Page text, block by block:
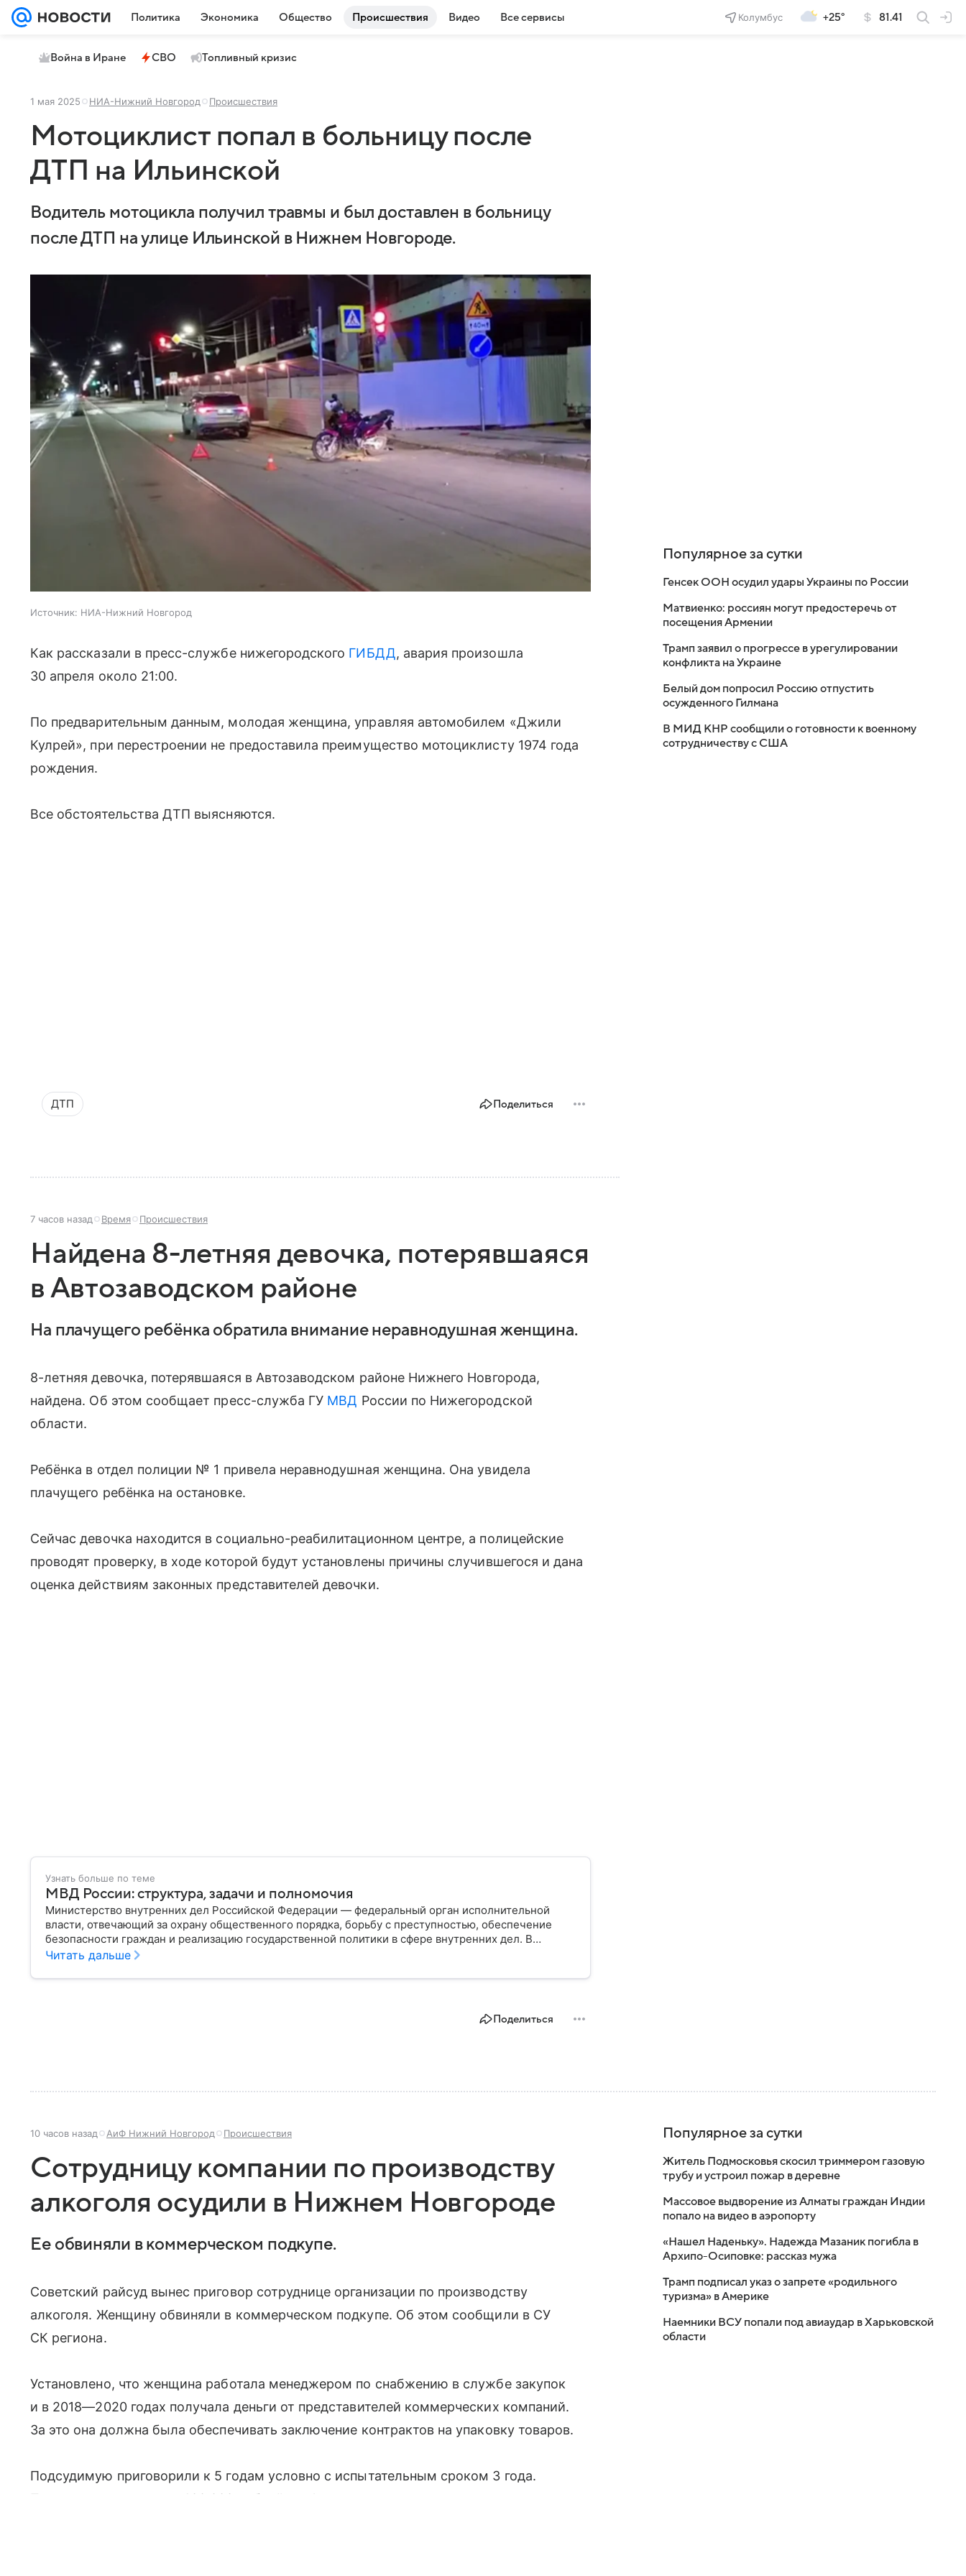
Политика Экономика Общество Происшествия Видео Все сервисы Колумбус +25° 81.41
Война в Иране СВО Топливный кризис
1 мая 2025 НИА-Нижний Новгород Происшествия
Мотоциклист попал в больницу после
ДТП на Ильинской
Водитель мотоцикла получил травмы и был доставлен в больницу
после ДТП на улице Ильинской в Нижнем Новгороде.
Источник: НИА-Нижний Новгород
Как рассказали в пресс-службе нижегородского ГИБДД, авария произошла
30 апреля около 21:00.
По предварительным данным, молодая женщина, управляя автомобилем «Джили
Кулрей», при перестроении не предоставила преимущество мотоциклисту 1974 года
рождения.
Все обстоятельства ДТП выясняются.
ДТП Поделиться
7 часов назад Время Происшествия
Найдена 8-летняя девочка, потерявшаяся
в Автозаводском районе
На плачущего ребёнка обратила внимание неравнодушная женщина.
8-летняя девочка, потерявшаяся в Автозаводском районе Нижнего Новгорода,
найдена. Об этом сообщает пресс-служба ГУ МВД России по Нижегородской
области.
Ребёнка в отдел полиции № 1 привела неравнодушная женщина. Она увидела
плачущего ребёнка на остановке.
Сейчас девочка находится в социально-реабилитационном центре, а полицейские
проводят проверку, в ходе которой будут установлены причины случившегося и дана
оценка действиям законных представителей девочки.
Узнать больше по теме
МВД России: структура, задачи и полномочия
Министерство внутренних дел Российской Федерации — федеральный орган исполнительной
власти, отвечающий за охрану общественного порядка, борьбу с преступностью, обеспечение
безопасности граждан и реализацию государственной политики в сфере внутренних дел. В
материале рассказываем, чем занимается МВД России, какие задачи выполняет министерство, как
Читать дальше
Поделиться
Популярное за сутки
Генсек ООН осудил удары Украины по России
Матвиенко: россиян могут предостеречь от
посещения Армении
Трамп заявил о прогрессе в урегулировании
конфликта на Украине
Белый дом попросил Россию отпустить
осужденного Гилмана
В МИД КНР сообщили о готовности к военному
сотрудничеству с США
10 часов назад АиФ Нижний Новгород Происшествия
Сотрудницу компании по производству
алкоголя осудили в Нижнем Новгороде
Ее обвиняли в коммерческом подкупе.
Советский райсуд вынес приговор сотруднице организации по производству
алкоголя. Женщину обвиняли в коммерческом подкупе. Об этом сообщили в СУ
СК региона.
Установлено, что женщина работала менеджером по снабжению в службе закупок
и в 2018—2020 годах получала деньги от представителей коммерческих компаний.
За это она должна была обеспечивать заключение контрактов на упаковку товаров.
Подсудимую приговорили к 5 годам условно с испытательным сроком 3 года.
Полученные незаконно 400 000 рублей конфисковали в доход государства.
Популярное за сутки
Житель Подмосковья скосил триммером газовую
трубу и устроил пожар в деревне
Массовое выдворение из Алматы граждан Индии
попало на видео в аэропорту
«Нашел Наденьку». Надежда Мазаник погибла в
Архипо-Осиповке: рассказ мужа
Трамп подписал указ о запрете «родильного
туризма» в Америке
Наемники ВСУ попали под авиаудар в Харьковской
области